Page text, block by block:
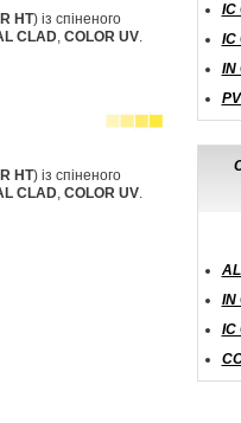
HT) із спіненого
CLAD,COLOR UV.
HT) із спіненого
CLAD,COLOR UV.
IC
IC
IN
IN
IC